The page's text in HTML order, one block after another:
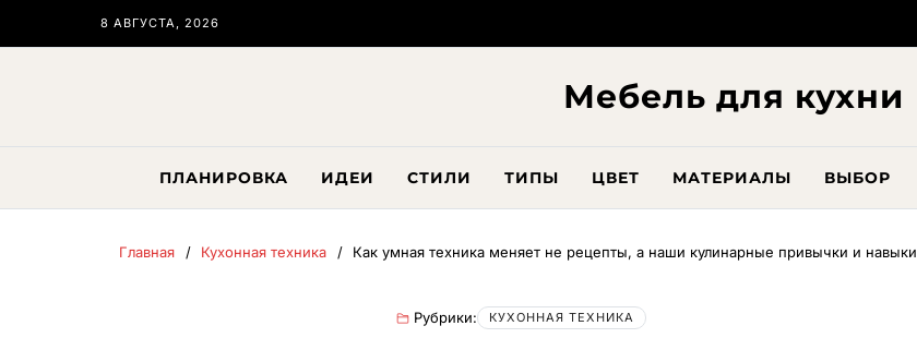
8 АВГУСТА, 2026
Мебель для кухни
ПЛАНИРОВКА ИДЕИ СТИЛИ ТИПЫ ЦВЕТ МАТЕРИАЛЫ ВЫБОР
Главная Кухонная техника Как умная техника меняет не рецепты, а наши кулинарные привычки и навыки
Рубрики: КУХОННАЯ ТЕХНИКА